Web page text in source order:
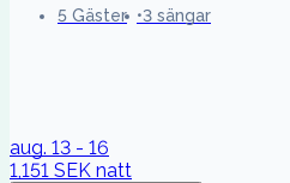
5 Gäster 3 sängar
aug. 13 - 16
1,151 SEK natt